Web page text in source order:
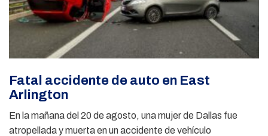
Fatal accidente de auto en East
Arlington
En la mañana del 20 de agosto, una mujer de Dallas fue
atropellada y muerta en un accidente de vehículo